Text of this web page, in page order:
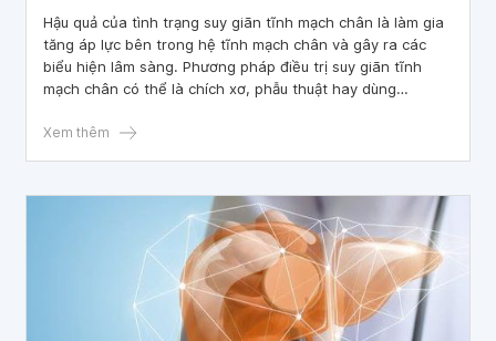
Hậu quả của tình trạng suy giãn tĩnh mạch chân là làm gia
tăng áp lực bên trong hệ tĩnh mạch chân và gây ra các
biểu hiện lâm sàng. Phương pháp điều trị suy giãn tĩnh
mạch chân có thể là chích xơ, phẫu thuật hay dùng
suy giãn tĩnh mạch chân?
Xem thêm